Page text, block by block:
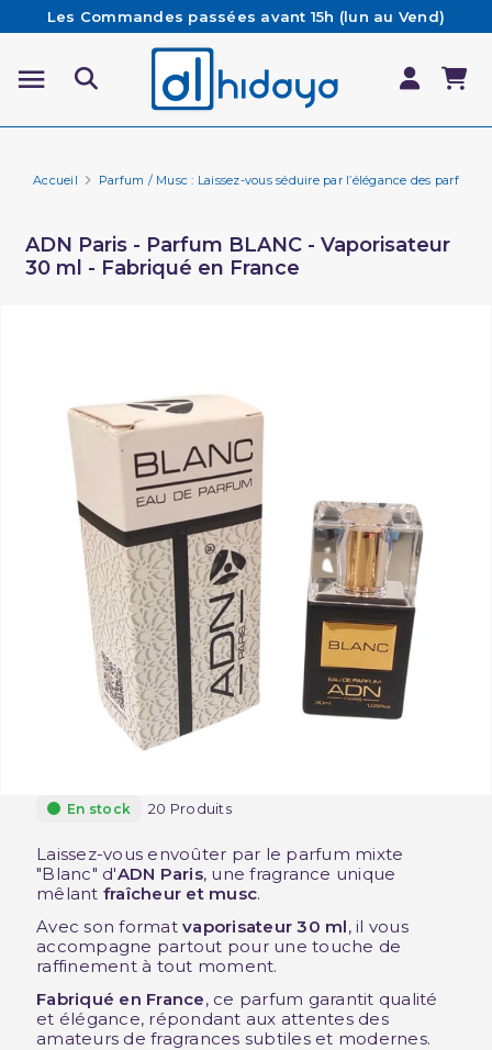
Les Commandes passées avant 15h (lun au Vend)
sont préparées et expédiées le jour même
Besoin d'aide ? Retrouvez notre FAQ
Livraison offerte à partir de 65€ d'achat*
Accueil Parfum / Musc : Laissez-vous séduire par l’élégance des parfums
ADN Paris - Parfum BLANC - Vaporisateur
30 ml - Fabriqué en France
En stock 20 Produits
Laissez-vous envoûter par le parfum mixte
"Blanc" d'ADN Paris, une fragrance unique
mêlant fraîcheur et musc.
Avec son format vaporisateur 30 ml, il vous
accompagne partout pour une touche de
raffinement à tout moment.
Fabriqué en France, ce parfum garantit qualité
et élégance, répondant aux attentes des
amateurs de fragrances subtiles et modernes.